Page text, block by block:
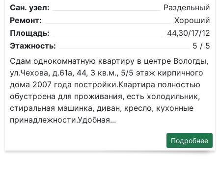
Сан. узел:
Раздельный
Ремонт:
Хороший
Площадь:
44,30/17/12
Этажность:
5 / 5
Сдам однокомнатную квартиру в центре Вологды,
ул.Чехова, д.61а, 44, 3 кв.м., 5/5 этаж кирпичного
дома 2007 года постройки.Квартира полностью
обустроена для проживания, есть холодильник,
стиральная машинка, диван, кресло, кухонные
принадлежности.Удобная...
Подробнее